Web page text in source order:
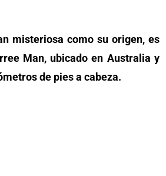
misteriosa como su origen, es
Man, ubicado en Australia y
de pies a cabeza.